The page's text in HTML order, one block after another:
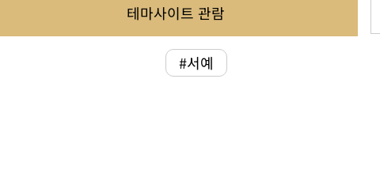
테마사이트 관람
#서예